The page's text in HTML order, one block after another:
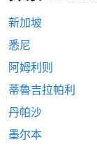
新加坡
悉尼
阿姆利则
蒂魯吉拉帕利
丹帕沙
墨尔本